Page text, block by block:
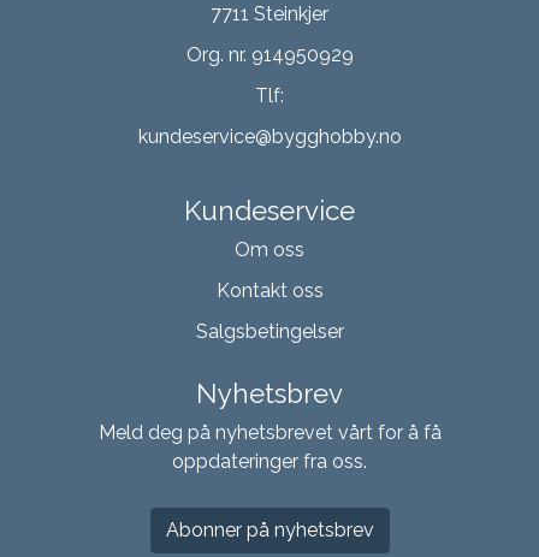
7711 Steinkjer
Org. nr. 914950929
Tlf:
kundeservice@bygghobby.no
Kundeservice
Om oss
Kontakt oss
Salgsbetingelser
Nyhetsbrev
Meld deg på nyhetsbrevet vårt for å få
oppdateringer fra oss.
Abonner på nyhetsbrev